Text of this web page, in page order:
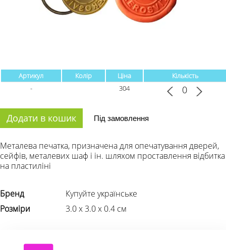
Артикул Колір Ціна
Кількість
-
304
Додати в кошик Під замовлення
Металева печатка, призначена для опечатування дверей,
сейфів, металевих шаф і ін. шляхом проставлення відбитка
на пластиліні
Бренд
Купуйте українське
Розміри
3.0 х 3.0 х 0.4 см